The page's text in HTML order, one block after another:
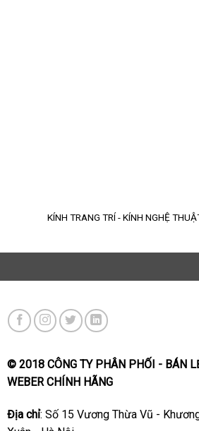
KÍNH TRANG TRÍ - KÍNH NGHỆ
© 2018 CÔNG TY PHÂN PHỐI - BÁN
WEBER CHÍNH HÃNG
Địa chỉ: Số 15 Vương Thừa Vũ -